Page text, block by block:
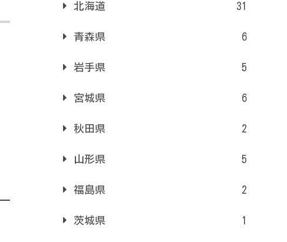
北海道 31
青森県 6
岩手県 5
宮城県 6
秋田県 2
山形県 5
福島県 2
茨城県 1